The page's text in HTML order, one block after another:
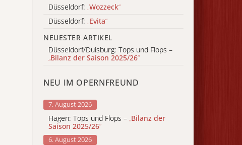
Düsseldorf: „Wozzeck“
Düsseldorf: „Evita“
NEUESTER ARTIKEL
Düsseldorf/Duisburg: Tops und Flops –
„Bilanz der Saison 2025/26“
NEU IM OPERNFREUND
7. August 2026
Hagen: Tops und Flops – „Bilanz der
Saison 2025/26“
6. August 2026